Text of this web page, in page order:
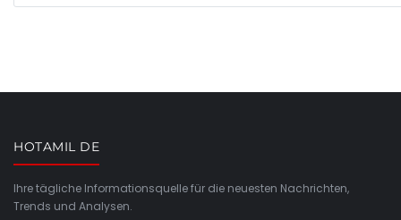
HOTAMIL DE
Ihre tägliche Informationsquelle für die neuesten Nachrichten,
Trends und Analysen.